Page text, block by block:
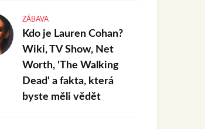
ZÁBAVA
Kdo je Lauren Cohan?
Wiki, TV Show, Net
Worth, 'The Walking
Dead' a fakta, která
byste měli vědět